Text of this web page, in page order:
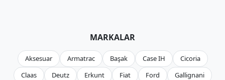
MARKALAR
Aksesuar Armatrac Başak Case IH
Cicoria
Claas
Deutz Erkunt Fiat Ford
Gallignani